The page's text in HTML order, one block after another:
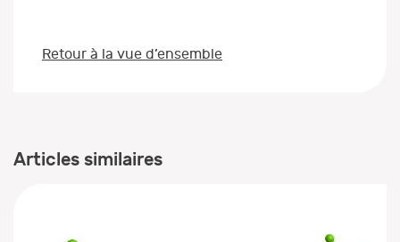
Retour à la vue d’ensemble
Articles similaires